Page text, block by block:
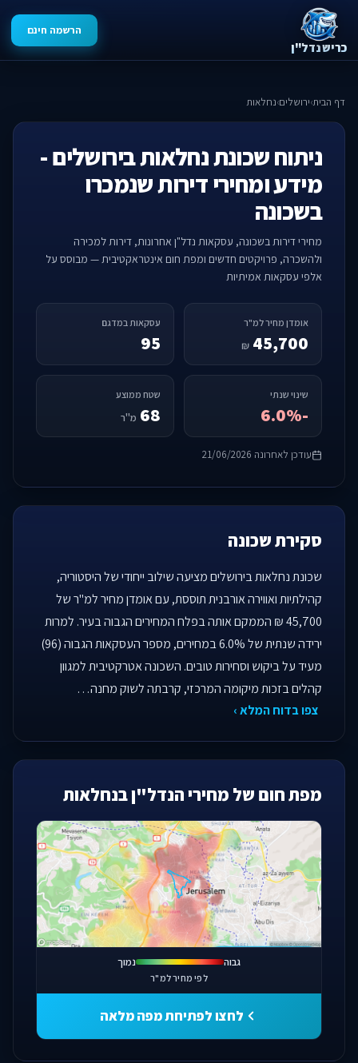
כריש נדל"ן
הרשמה חינם
דף הבית›ירושלים›נחלאות
ניתוח שכונת נחלאות בירושלים -
מידע ומחירי דירות שנמכרו
בשכונה
מחירי דירות בשכונה, עסקאות נדל"ן אחרונות, דירות למכירה
ולהשכרה, פרויקטים חדשים ומפת חום אינטראקטיבית — מבוסס על
אלפי עסקאות אמיתיות
אומדן מחיר למ"ר
45,700
₪
עסקאות במדגם
95
שינוי שנתי
-6.0%
שטח ממוצע
68 מ"ר
עודכן לאחרונה 21/06/2026
סקירת שכונה
שכונת נחלאות בירושלים מציעה שילוב ייחודי של היסטוריה,
קהילתיות ואווירה אורבנית תוססת, עם אומדן מחיר למ"ר של
45,700 ₪ הממקם אותה בפלח המחירים הגבוה בעיר. למרות
ירידה שנתית של 6.0% במחירים, מספר העסקאות הגבוה (96)
מעיד על ביקוש וסחירות טובים. השכונה אטרקטיבית למגוון
קהלים בזכות מיקומה המרכזי, קרבתה לשוק מחנה…
צפו בדוח המלא ›
מפת חום של מחירי הנדל"ן בנחלאות
פתחו מפה מלאה
גבוה נמוך
לפי מחיר למ"ר
לחצו לפתיחת מפה מלאה